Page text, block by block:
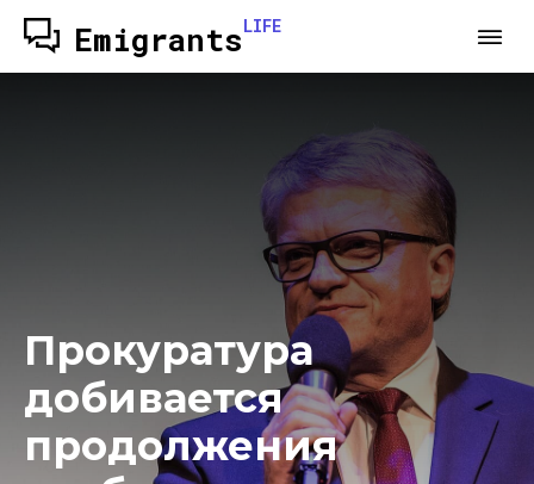
EmigrantsLIFE
Прокуратура
добивается
продолжения